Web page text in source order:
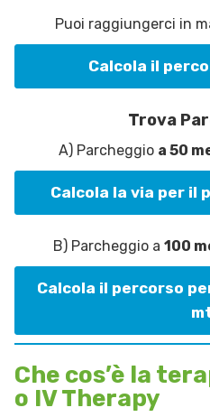
Puoi raggiungerci in
Calcola il
Trova
A) Parcheggio a 50
Calcola la via per il
B) Parcheggio a 100
Calcola il percorso
Che cos’è la
o IV Therapy